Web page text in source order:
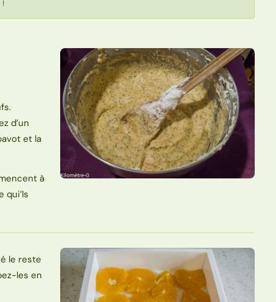
d’un
et la
à
qui’ls
le reste
les en